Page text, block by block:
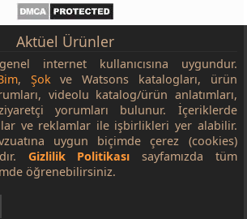
Aktüel Ürünler
internet kullanıcısına uygundur.
, Şokve Watsons katalogları, ürün
videolu katalog/ürün anlatımları,
yorumları bulunur. İçeriklerde
ve reklamlar ile işbirlikleri yer alabilir.
uygun biçimde çerez (cookies)
Gizlilik Politikası sayfamızda tüm
öğrenebilirsiniz.